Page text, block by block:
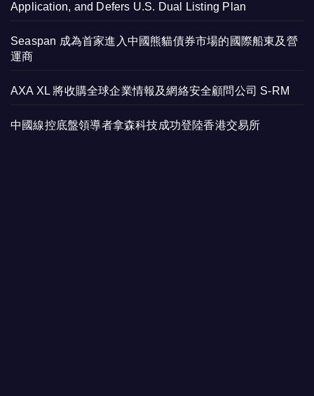
Application, and Defers U.S. Dual Listing Plan
Seaspan 成為首家進入中國熊貓債券市場的國際船東及營
運商
AXA XL 將收購全球企業情報及網絡安全顧問公司 S-RM
中國線控底盤領導者拿森科技成功登陸香港交易所